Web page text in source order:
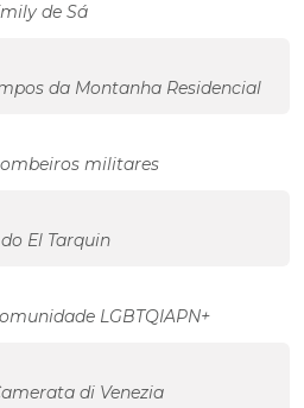
de Sá
da Montanha Residencial
militares
El Tarquin
LGBTQIAPN+
di Venezia